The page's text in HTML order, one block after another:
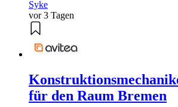
Syke
vor 3 Tagen
für den Raum Bremen